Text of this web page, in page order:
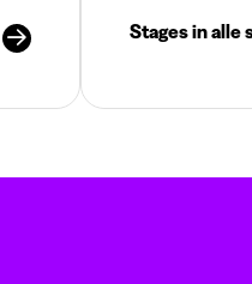
Stages in alle